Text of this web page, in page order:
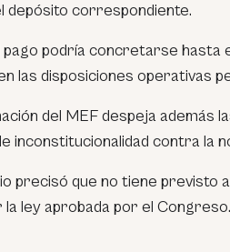
depósito correspondiente.
pago podría concretarse hasta
las disposiciones operativas
del MEF despeja además
inconstitucionalidad contra la
precisó que no tiene previsto
ley aprobada por el Congreso.